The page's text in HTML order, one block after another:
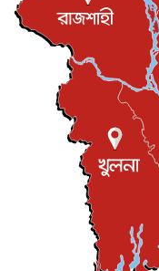
বিনোদন
রিয়ালকে
খেলাধুলা
বিনোদন
ইস্ট
লেন্স...
ইসলাম ও
সিলেটের
দেশজুড়ে